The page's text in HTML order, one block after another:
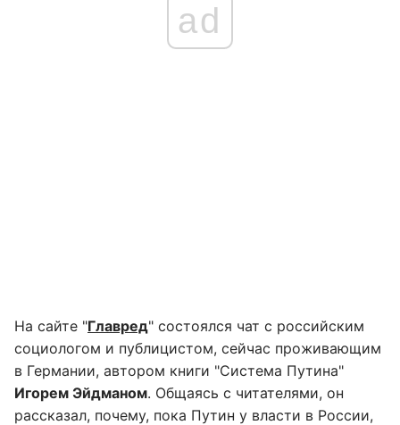
ad
На сайте "Главред" состоялся чат с российским
социологом и публицистом, сейчас проживающим
в Германии, автором книги "Система Путина"
Игорем Эйдманом. Общаясь с читателями, он
рассказал, почему, пока Путин у власти в России,